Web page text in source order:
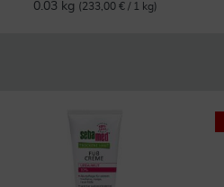
0.03 kg (233,00 € / 1 kg)